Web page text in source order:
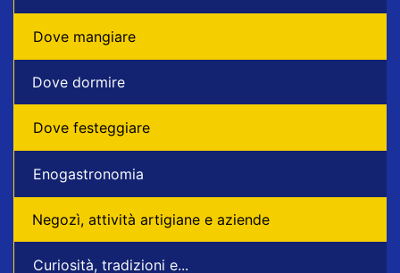
Dove mangiare
Dove dormire
Dove festeggiare
Enogastronomia
Negozì, attività artigiane e aziende
Curiosità, tradizioni e...